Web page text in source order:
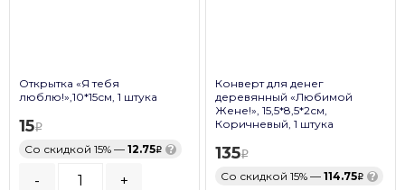
Открытка «Я тебя
люблю!»,10*15см, 1 штука
15
Со скидкой 15% — 12.75 ?
- +
Конверт для денег
деревянный «Любимой
Жене!», 15,5*8,5*2см,
Коричневый, 1 штука
135
Со скидкой 15% — 114.75 ?